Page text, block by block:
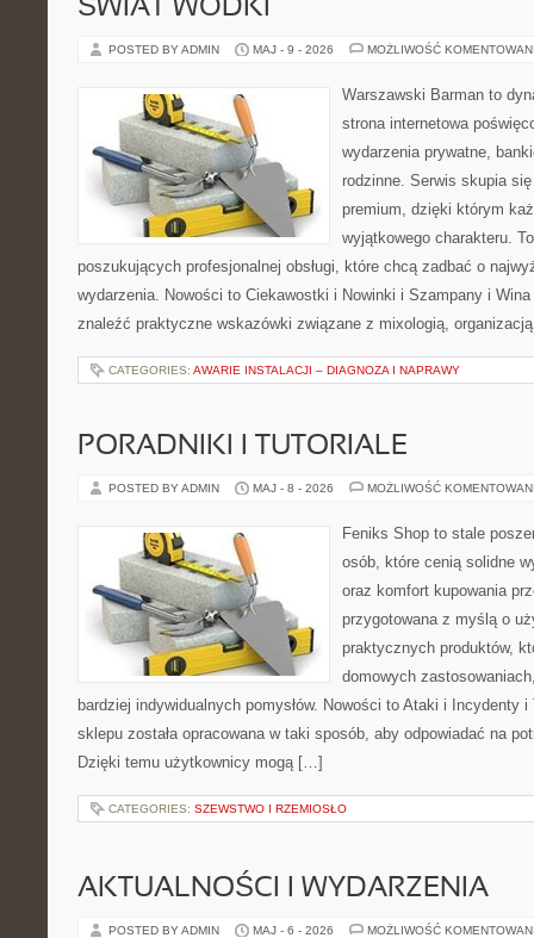
ŚWIAT WÓDKI
POSTED BY ADMIN MAJ - 9 - 2026 MOŻLIWOŚĆ
Warszawski Barman to
strona internetowa
wydarzenia prywatne,
rodzinne. Serwis skupia
premium, dzięki którym
wyjątkowego charakteru.
poszukujących profesjonalnej obsługi, które chcą zadbać o
wydarzenia. Nowości to Ciekawostki i Nowinki i Szampany i
znaleźć praktyczne wskazówki związane z mixologią,
CATEGORIES: AWARIE INSTALACJI – DIAGNOZA I NAPRAWY
PORADNIKI I TUTORIALE
POSTED BY ADMIN MAJ - 8 - 2026 MOŻLIWOŚĆ
Feniks Shop to stale
osób, które cenią solidne
oraz komfort kupowania
przygotowana z myślą o
praktycznych produktów,
domowych
bardziej indywidualnych pomysłów. Nowości to Ataki i Incydenty
sklepu została opracowana w taki sposób, aby odpowiadać na
Dzięki temu użytkownicy mogą […]
CATEGORIES: SZEWSTWO I RZEMIOSŁO
AKTUALNOŚCI I WYDARZENIA
POSTED BY ADMIN MAJ - 6 - 2026 MOŻLIWOŚĆ